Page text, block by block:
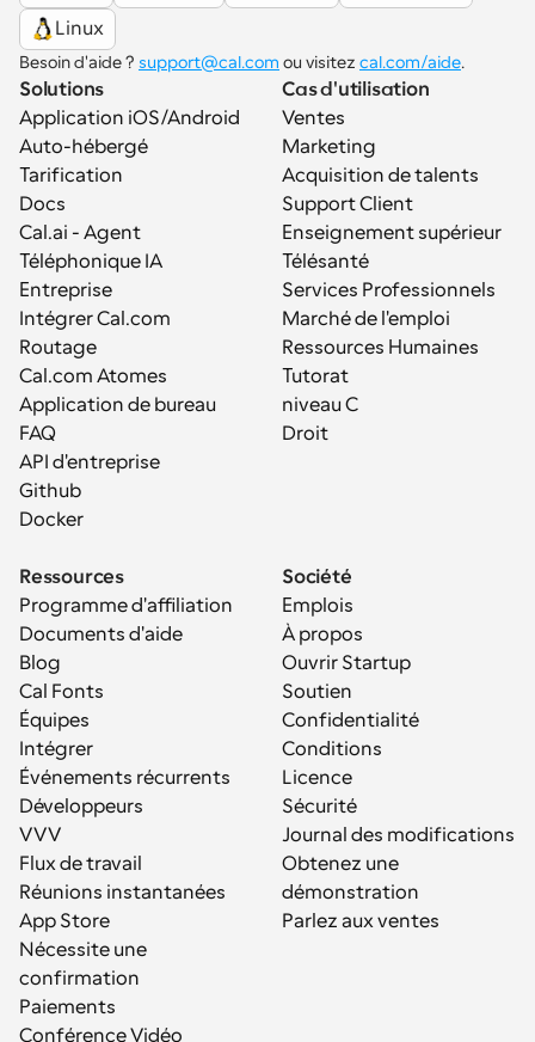
Linux
Besoin d'aide ? support@cal.com ou visitez cal.com/aide.
Solutions
Application iOS/Android
Auto-hébergé
Tarification
Docs
Cal.ai - Agent
Téléphonique IA
Entreprise
Intégrer Cal.com
Routage
Cal.com Atomes
Application de bureau
FAQ
API d'entreprise
Github
Docker
Cas d'utilisation
Ventes
Marketing
Acquisition de talents
Support Client
Enseignement supérieur
Télésanté
Services Professionnels
Marché de l'emploi
Ressources Humaines
Tutorat
niveau C
Droit
Ressources
Programme d'affiliation
Documents d'aide
Blog
Cal Fonts
Équipes
Intégrer
Événements récurrents
Développeurs
VVV
Flux de travail
Réunions instantanées
App Store
Nécessite une
confirmation
Paiements
Conférence Vidéo
Société
Emplois
À propos
Ouvrir Startup
Soutien
Confidentialité
Conditions
Licence
Sécurité
Journal des modifications
Obtenez une
démonstration
Parlez aux ventes